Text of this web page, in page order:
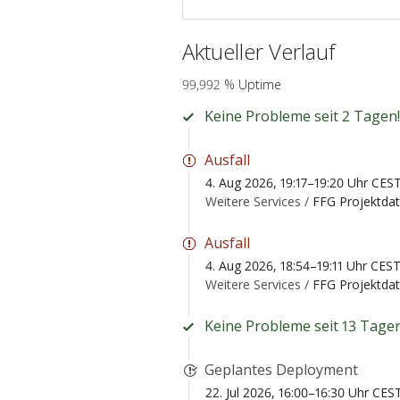
Aktueller Verlauf
99,992 % Uptime
Keine Probleme seit 2 Tagen!
Ausfall
4. Aug 2026, 19:17–19:20 Uhr CEST
Weitere Services / FFG
Ausfall
4. Aug 2026, 18:54–19:11 Uhr CEST
Weitere Services / FFG
Keine Probleme seit 13
Geplantes Deployment
22. Jul 2026, 16:00–16:30 Uhr